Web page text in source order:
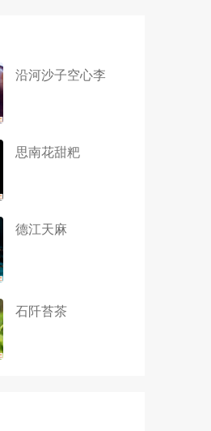
沿河沙子空心李
思南花甜粑
德江天麻
石阡苔茶